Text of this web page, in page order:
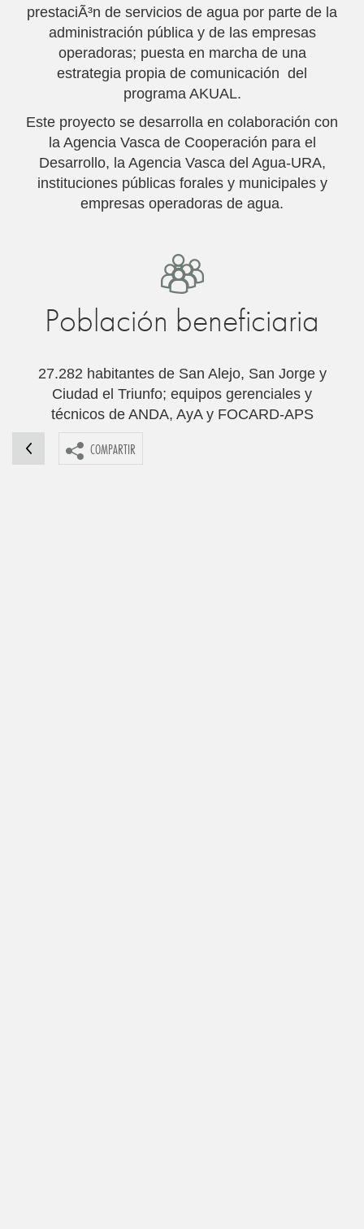
prestaciÃ³n de servicios de agua por parte de la
administración pública y de las empresas
operadoras; puesta en marcha de una
estrategia propia de comunicación del
programa AKUAL.
Este proyecto se desarrolla en colaboración con
la Agencia Vasca de Cooperación para el
Desarrollo, la Agencia Vasca del Agua-URA,
instituciones públicas forales y municipales y
empresas operadoras de agua.
Población beneficiaria
27.282 habitantes de San Alejo, San Jorge y
Ciudad el Triunfo; equipos gerenciales y
técnicos de ANDA, AyA y FOCARD-APS
COMPARTIR